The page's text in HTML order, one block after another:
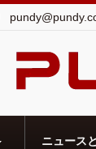
ニュース